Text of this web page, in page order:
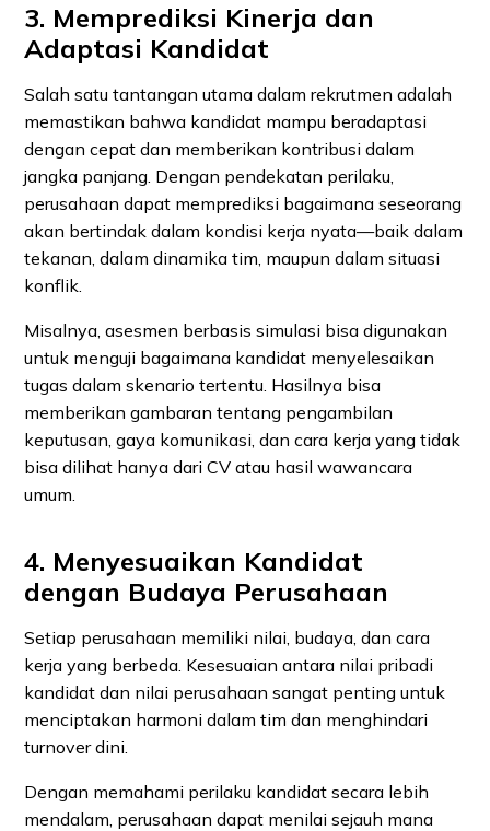
3. Memprediksi Kinerja dan
Adaptasi Kandidat
Salah satu tantangan utama dalam rekrutmen adalah
memastikan bahwa kandidat mampu beradaptasi
dengan cepat dan memberikan kontribusi dalam
jangka panjang. Dengan pendekatan perilaku,
perusahaan dapat memprediksi bagaimana seseorang
akan bertindak dalam kondisi kerja nyata—baik dalam
tekanan, dalam dinamika tim, maupun dalam situasi
konflik.
Misalnya, asesmen berbasis simulasi bisa digunakan
untuk menguji bagaimana kandidat menyelesaikan
tugas dalam skenario tertentu. Hasilnya bisa
memberikan gambaran tentang pengambilan
keputusan, gaya komunikasi, dan cara kerja yang tidak
bisa dilihat hanya dari CV atau hasil wawancara
umum.
4. Menyesuaikan Kandidat
dengan Budaya Perusahaan
Setiap perusahaan memiliki nilai, budaya, dan cara
kerja yang berbeda. Kesesuaian antara nilai pribadi
kandidat dan nilai perusahaan sangat penting untuk
menciptakan harmoni dalam tim dan menghindari
turnover dini.
Dengan memahami perilaku kandidat secara lebih
mendalam, perusahaan dapat menilai sejauh mana